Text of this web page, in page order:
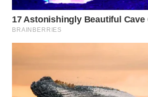
BINJAI
WN
INDRAMAYU